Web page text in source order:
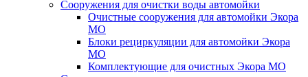
Сооружения для очистки воды автомойки
Очистные сооружения для автомойки Экора
МО
Блоки рециркуляции для автомойки Экора
МО
Комплектующие для очистных Экора МО